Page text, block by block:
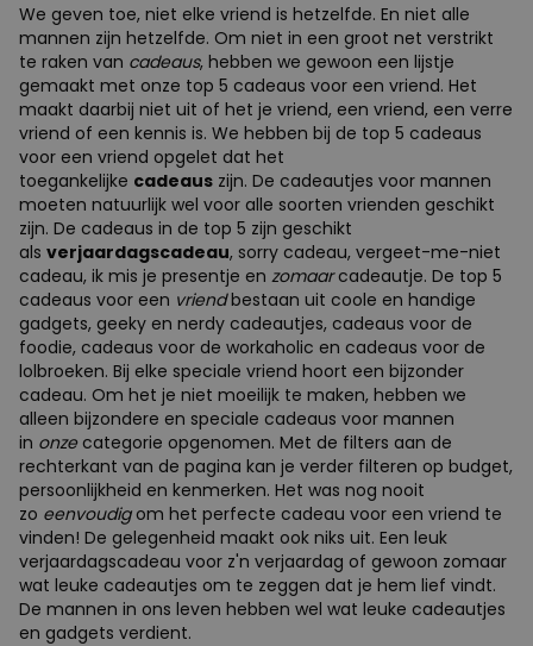
We geven toe, niet elke vriend is hetzelfde. En niet alle
mannen zijn hetzelfde. Om niet in een groot net verstrikt
te raken van cadeaus, hebben we gewoon een lijstje
gemaakt met onze top 5 cadeaus voor een vriend. Het
maakt daarbij niet uit of het je vriend, een vriend, een verre
vriend of een kennis is. We hebben bij de top 5 cadeaus
voor een vriend opgelet dat het
toegankelijke cadeaus zijn. De cadeautjes voor mannen
moeten natuurlijk wel voor alle soorten vrienden geschikt
zijn. De cadeaus in de top 5 zijn geschikt
als verjaardagscadeau, sorry cadeau, vergeet-me-niet
cadeau, ik mis je presentje en zomaarcadeautje. De top 5
cadeaus voor een vriendbestaan uit coole en handige
gadgets, geeky en nerdy cadeautjes, cadeaus voor de
foodie, cadeaus voor de workaholic en cadeaus voor de
lolbroeken. Bij elke speciale vriend hoort een bijzonder
cadeau. Om het je niet moeilijk te maken, hebben we
alleen bijzondere en speciale cadeaus voor mannen
in onzecategorie opgenomen. Met de filters aan de
rechterkant van de pagina kan je verder filteren op budget,
persoonlijkheid en kenmerken. Het was nog nooit
zo eenvoudigom het perfecte cadeau voor een vriend te
vinden! De gelegenheid maakt ook niks uit. Een leuk
verjaardagscadeau voor z'n verjaardag of gewoon zomaar
wat leuke cadeautjes om te zeggen dat je hem lief vindt.
De mannen in ons leven hebben wel wat leuke cadeautjes
en gadgets verdient.